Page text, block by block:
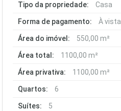
Tipo da propriedade: Casa
Forma de pagamento: À vista
Área do imóvel: 550,00 m²
Área total: 1100,00 m²
Área privativa: 1100,00 m²
Quartos: 6
Suítes: 5